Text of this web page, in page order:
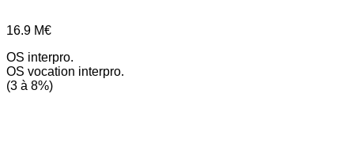
16.9 M€
OS interpro.
OS vocation interpro.
(3 à 8%)